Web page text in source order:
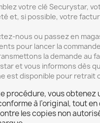
votre clé Securystar,
et, si possible, votre
ou passez en
pour lancer la
la demande au
et vous informons dès
est disponible pour retrait
procédure, vous obtenez
à l’original, tout
les copies non